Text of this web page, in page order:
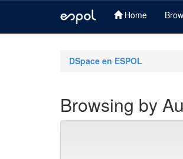
Home
DSpace en ESPOL
Browsing by